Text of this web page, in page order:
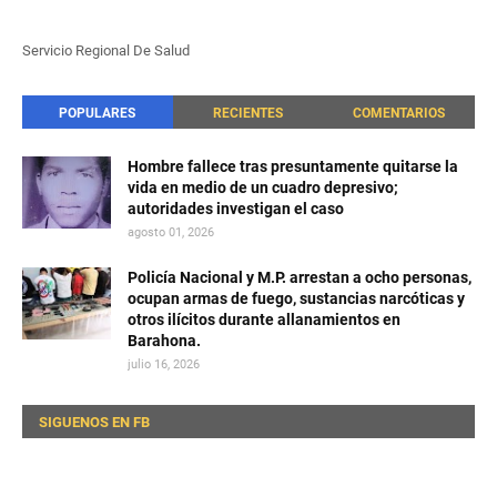
Servicio Regional De Salud
POPULARES RECIENTES COMENTARIOS
Hombre fallece tras presuntamente quitarse la
vida en medio de un cuadro depresivo;
autoridades investigan el caso
agosto 01, 2026
Policía Nacional y M.P. arrestan a ocho personas,
ocupan armas de fuego, sustancias narcóticas y
otros ilícitos durante allanamientos en
Barahona.
julio 16, 2026
SIGUENOS EN FB